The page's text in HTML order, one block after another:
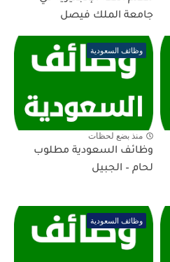
جامعة الملك فيصل
وظائف السعودية
منذ بضع لحظات
وظائف السعودية مطلوب
لحام – الجبيل
وظائف السعودية